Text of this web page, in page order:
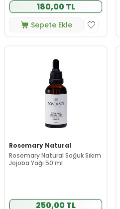
180,00 TL
Sepete Ekle
Rosemary Natural
Rosemary Natural Soğuk Sıkım
Jojoba Yağı 50 ml
250,00 TL